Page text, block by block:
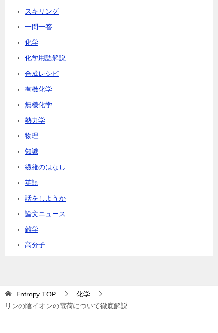
スキリング
一問一答
化学
化学用語解説
合成レシピ
有機化学
無機化学
熱力学
物理
知識
繊維のはなし
英語
話をしようか
論文ニュース
雑学
高分子
Entropy TOP
化学
リンの陰イオンの電荷について徹底解説